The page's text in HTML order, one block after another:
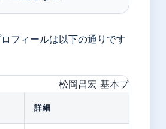
フィールは以下の通りです
松岡昌宏 基本プロフィ
詳細